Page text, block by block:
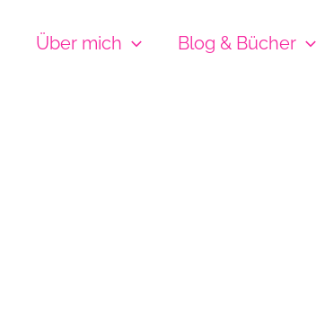
Über mich Blog & Bücher